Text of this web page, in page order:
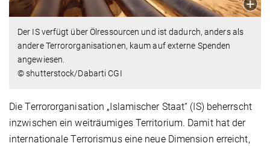
Der IS verfügt über Ölressourcen und ist dadurch, anders als
andere Terrororganisationen, kaum auf externe Spenden
angewiesen.
© shutterstock/Dabarti CGI
Die Terrororganisation „Islamischer Staat“ (IS) beherrscht
inzwischen ein weiträumiges Territorium. Damit hat der
internationale Terrorismus eine neue Dimension erreicht,